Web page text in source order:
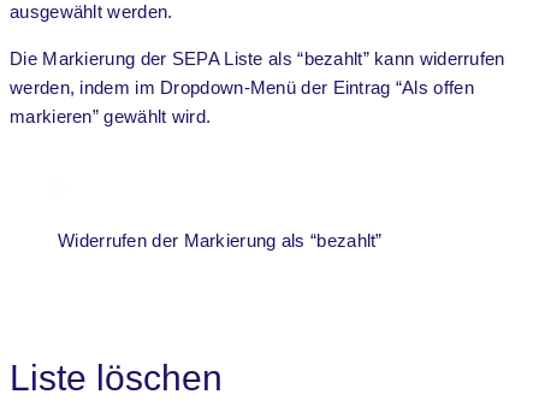
ausgewählt werden.
Die Markierung der SEPA Liste als “bezahlt” kann widerrufen
werden, indem im Dropdown-Menü der Eintrag “Als offen
markieren” gewählt wird.
Widerrufen der Markierung als “bezahlt”
Liste löschen